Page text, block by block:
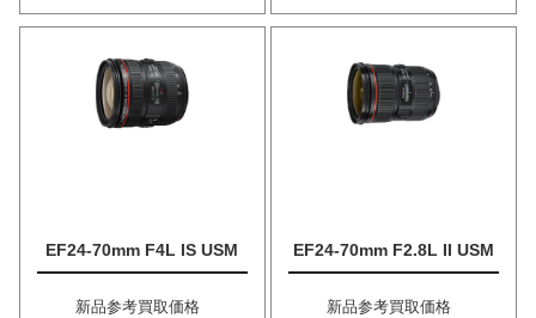
EF24-70mm F4L IS USM
新品参考買取価格
EF24-70mm F2.8L II USM
新品参考買取価格